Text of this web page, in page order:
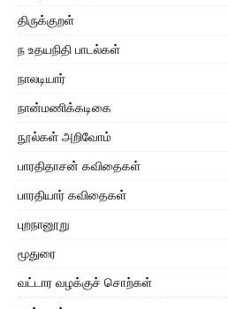
திருக்குறள்
ந உதயநிதி பாடல்கள்
நாலடியார்
நான்மணிக்கடிகை
நூல்கள் அறிவோம்
பாரதிதாசன் கவிதைகள்
பாரதியார் கவிதைகள்
புறநானூறு
மூதுரை
வட்டார வழக்குச் சொற்கள்